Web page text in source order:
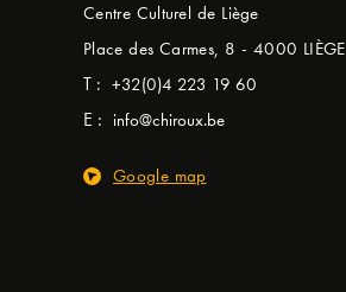
Centre Culturel de Liège
Place des Carmes, 8 - 4000 LIÈGE
T : +32(0)4 223 19 60
E : info@chiroux.be
Google map